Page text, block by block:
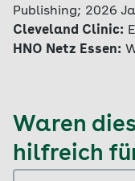
Publishing; 2026
Cleveland Clinic:
HNO Netz Essen:
Waren
hilfreich